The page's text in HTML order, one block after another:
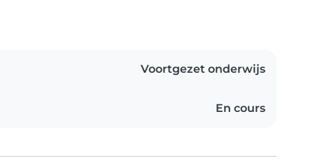
Voortgezet onderwijs
En cours